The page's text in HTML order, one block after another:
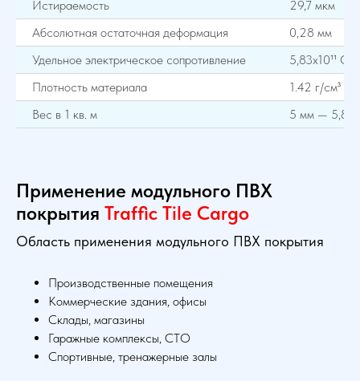
Истираемость
29,7 мкм
Абсолютная остаточная деформация
0,28 мм
Удельное электрическое сопротивление
5,83х10¹¹
Плотность материала
1.42 г/см³
Вес в 1 кв. м
5 мм — 5,8
Применение модульного ПВХ
покрытия Traffic Tile Cargo
Область применения модульного ПВХ покрытия
Производственные помещения
Коммерческие здания, офисы
Склады, магазины
Гаражные комплексы, СТО
Спортивные, тренажерные залы